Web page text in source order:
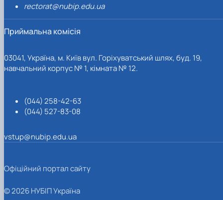
rectorat@nubip.edu.ua
Приймальна комісія
03041, Україна, м. Київ вул. Горіхуватський шлях, буд. 19,
навчальний корпус № 1, кімната № 12.
(044) 258-42-63
(044) 527-83-08
vstup@nubip.edu.ua
Офіційний портал сайту
© 2026 НУБІП Україна